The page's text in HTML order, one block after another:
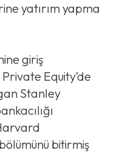
yatırım yapma
giriş
Equity’de
Stanley
bitirmiş